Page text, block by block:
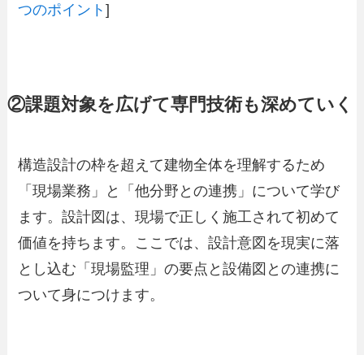
つのポイント]
②課題対象を広げて専門技術も深めていく
構造設計の枠を超えて建物全体を理解するため
「現場業務」と「他分野との連携」について学び
ます。設計図は、現場で正しく施工されて初めて
価値を持ちます。ここでは、設計意図を現実に落
とし込む「現場監理」の要点と設備図との連携に
ついて身につけます。